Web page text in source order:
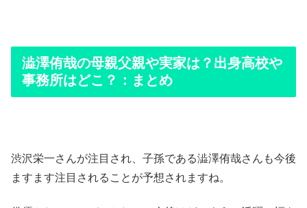
澁澤侑哉の母親父親や実家は？出身高校や
事務所はどこ？：まとめ
渋沢栄一さんが注目され、子孫である澁澤侑哉さんも今後
ますます注目されることが予想されますね。